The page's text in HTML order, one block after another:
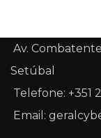
Av.
Setúbal
Telefone: +351
Email: